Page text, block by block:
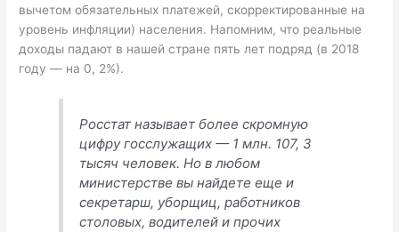
вычетом обязательных платежей, скорректированные на
уровень инфляции) населения. Напомним, что реальные
доходы падают в нашей стране пять лет подряд (в 2018
году — на 0, 2%).
Росстат называет более скромную
цифру госслужащих — 1 млн. 107, 3
тысяч человек. Но в любом
министерстве вы найдете еще и
секретарш, уборщиц, работников
столовых, водителей и прочих